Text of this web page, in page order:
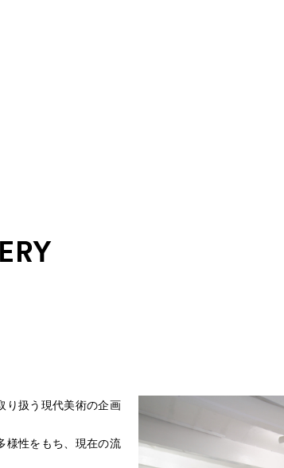
り扱う現代美術の企画
様性をもち、現在の流